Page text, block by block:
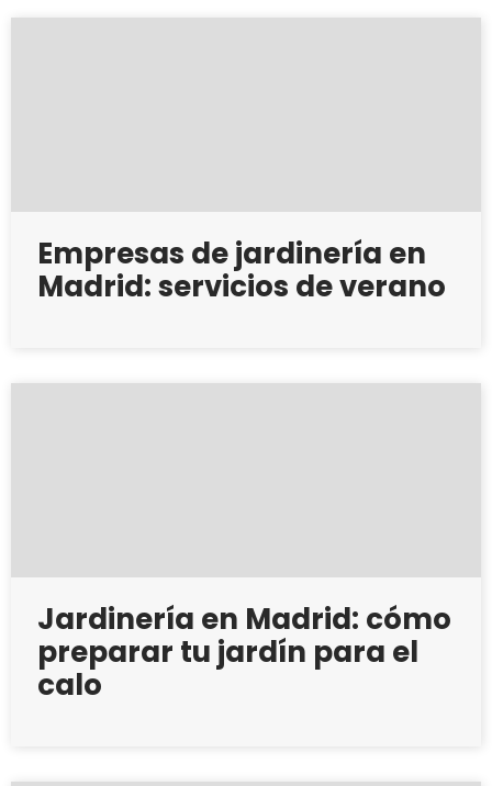
Empresas de jardinería en
Madrid: servicios de verano
Jardinería en Madrid: cómo
preparar tu jardín para el
calo